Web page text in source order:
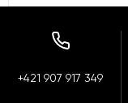
+421 907 917 349